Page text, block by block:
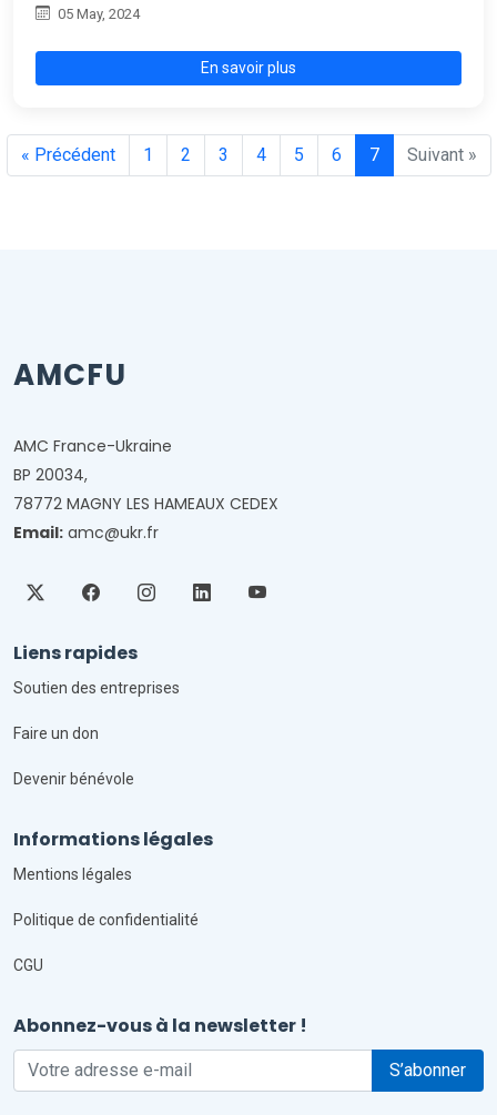
05 May, 2024
En savoir plus
« Précédent 1 2 3 4 5 6 7 Suivant »
AMCFU
AMC France-Ukraine
BP 20034,
78772 MAGNY LES HAMEAUX CEDEX
Email: amc@ukr.fr
Liens rapides
Soutien des entreprises
Faire un don
Devenir bénévole
Informations légales
Mentions légales
Politique de confidentialité
CGU
Abonnez-vous à la newsletter !
S’abonner